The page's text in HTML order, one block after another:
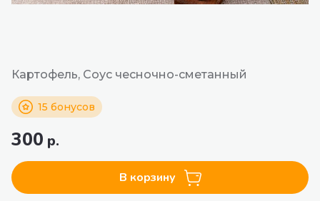
Картофель, Соус чесночно-сметанный
15 бонусов
300 р.
В корзину